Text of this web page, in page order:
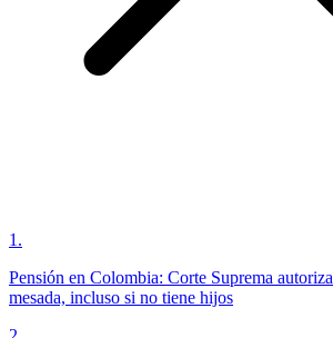
1 .
Pensión en Colombia: Corte Suprema
mesada, incluso si no tiene hijos